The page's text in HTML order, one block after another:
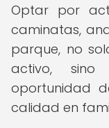
Optar por
caminatas,
parque, no
activo,
oportunidad
calidad en